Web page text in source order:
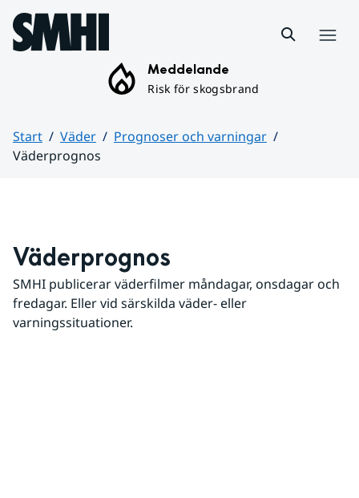
Hoppa till sidans innehåll
Meddelande
Risk för skogsbrand
Start Väder
Prognoser och varningar
Väderprognos
Väderprognos
SMHI publicerar väderfilmer måndagar, onsdagar och
fredagar. Eller vid särskilda väder- eller
varningssituationer.